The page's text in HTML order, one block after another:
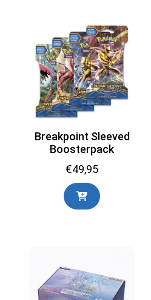
Breakpoint Sleeved
Boosterpack
€49,95